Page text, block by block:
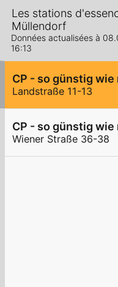
Les stations
Müllendorf
Données actualisées à
16:13
CP - so günstig wie
Landstraße 11-13
CP - so günstig wie
Wiener Straße 36-38